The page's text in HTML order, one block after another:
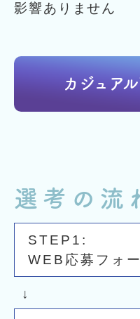
影響ありません
カジュア
選考の流
WEB応募フォ